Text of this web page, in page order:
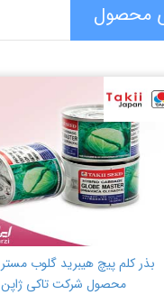
محصول
محصول شرکت تاکی ژاپن